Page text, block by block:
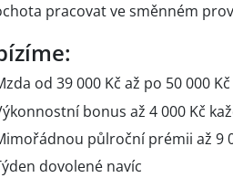
pracovat ve směnném
od 39 000 Kč až po 50 000
bonus až 4 000 Kč
půlroční prémii až 9
dovolené navíc